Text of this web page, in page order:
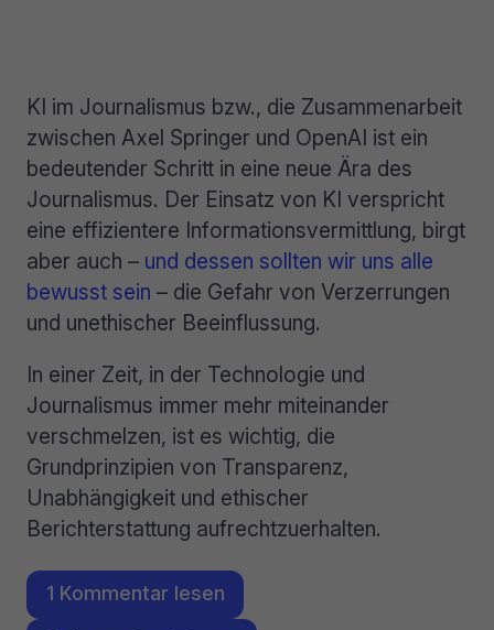
KI im Journalismus bzw., die Zusammenarbeit
zwischen Axel Springer und OpenAI ist ein
bedeutender Schritt in eine neue Ära des
Journalismus. Der Einsatz von KI verspricht
eine effizientere Informationsvermittlung, birgt
aber auch – und dessen sollten wir uns alle
bewusst sein – die Gefahr von Verzerrungen
und unethischer Beeinflussung.
In einer Zeit, in der Technologie und
Journalismus immer mehr miteinander
verschmelzen, ist es wichtig, die
Grundprinzipien von Transparenz,
Unabhängigkeit und ethischer
Berichterstattung aufrechtzuerhalten.
1 Kommentar lesen